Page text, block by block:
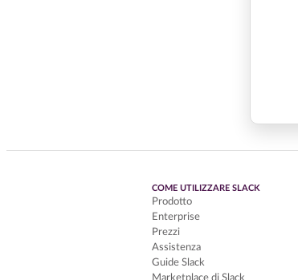
COME UTILIZZARE SLACK
Prodotto
Enterprise
Prezzi
Assistenza
Guide Slack
Marketplace di Slack